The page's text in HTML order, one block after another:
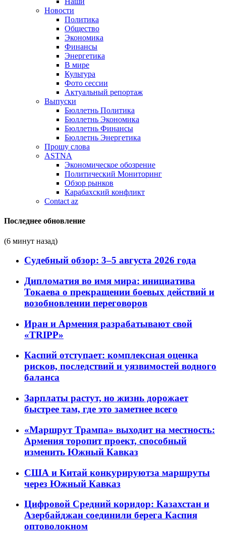
Новости
Политика
Общество
Экономика
Финансы
Энергетика
В мире
Культура
Фото сессии
Актуальный репортаж
Выпуски
Бюллетнь Политика
Бюллетнь Экономика
Бюллетнь Финансы
Бюллетнь Энергетика
Прошу слова
ASTNA
Экономическое обозрение
Политический Мониторинг
Обзор рынков
Карабахский конфликт
Contact az
Последнее обновление
(6 минут назад)
Судебный обзор: 3–5 августа 2026 года
Дипломатия во имя мира: инициатива
Токаева о прекращении боевых действий и
возобновлении переговоров
Иран и Армения разрабатывают свой
«TRIPP»
Каспий отступает: комплексная оценка
рисков, последствий и уязвимостей водного
баланса
Зарплаты растут, но жизнь дорожает
быстрее там, где это заметнее всего
«Маршрут Трампа» выходит на местность:
Армения торопит проект, способный
изменить Южный Кавказ
США и Китай конкурируютза маршруты
через Южный Кавказ
Цифровой Средний коридор: Казахстан и
Азербайджан соединили берега Каспия
оптоволокном